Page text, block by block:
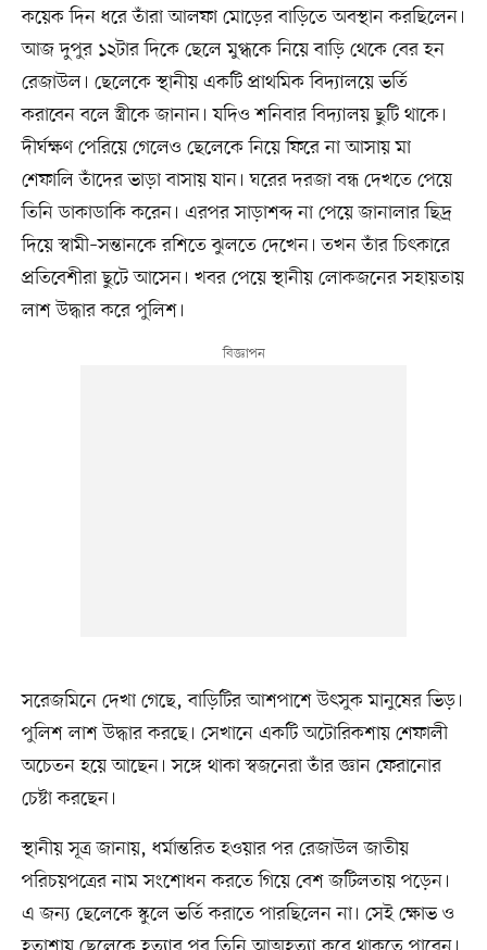
কয়েক দিন ধরে তাঁরা আলফা মোড়ের বাড়িতে অবস্থান করছিলেন।
আজ দুপুর ১২টার দিকে ছেলে মুগ্ধকে নিয়ে বাড়ি থেকে বের হন
রেজাউল। ছেলেকে স্থানীয় একটি প্রাথমিক বিদ্যালয়ে ভর্তি
করাবেন বলে স্ত্রীকে জানান। যদিও শনিবার বিদ্যালয় ছুটি থাকে।
দীর্ঘক্ষণ পেরিয়ে গেলেও ছেলেকে নিয়ে ফিরে না আসায় মা
শেফালি তাঁদের ভাড়া বাসায় যান। ঘরের দরজা বন্ধ দেখতে পেয়ে
তিনি ডাকাডাকি করেন। এরপর সাড়াশব্দ না পেয়ে জানালার ছিদ্র
দিয়ে স্বামী–সন্তানকে রশিতে ঝুলতে দেখেন। তখন তাঁর চিৎকারে
প্রতিবেশীরা ছুটে আসেন। খবর পেয়ে স্থানীয় লোকজনের সহায়তায়
লাশ উদ্ধার করে পুলিশ।
সরেজমিনে দেখা গেছে, বাড়িটির আশপাশে উৎসুক মানুষের ভিড়।
পুলিশ লাশ উদ্ধার করছে। সেখানে একটি অটোরিকশায় শেফালী
অচেতন হয়ে আছেন। সঙ্গে থাকা স্বজনেরা তাঁর জ্ঞান ফেরানোর
চেষ্টা করছেন।
স্থানীয় সূত্র জানায়, ধর্মান্তরিত হওয়ার পর রেজাউল জাতীয়
পরিচয়পত্রের নাম সংশোধন করতে গিয়ে বেশ জটিলতায় পড়েন।
এ জন্য ছেলেকে স্কুলে ভর্তি করাতে পারছিলেন না। সেই ক্ষোভ ও